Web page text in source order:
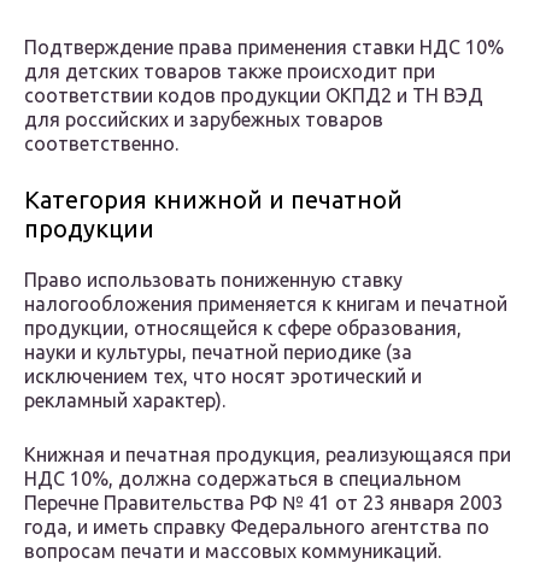
Подтверждение права применения ставки НДС 10%
для детских товаров также происходит при
соответствии кодов продукции ОКПД2 и ТН ВЭД
для российских и зарубежных товаров
соответственно.
Категория книжной и печатной
продукции
Право использовать пониженную ставку
налогообложения применяется к книгам и печатной
продукции, относящейся к сфере образования,
науки и культуры, печатной периодике (за
исключением тех, что носят эротический и
рекламный характер).
Книжная и печатная продукция, реализующаяся при
НДС 10%, должна содержаться в специальном
Перечне Правительства РФ № 41 от 23 января 2003
года, и иметь справку Федерального агентства по
вопросам печати и массовых коммуникаций.